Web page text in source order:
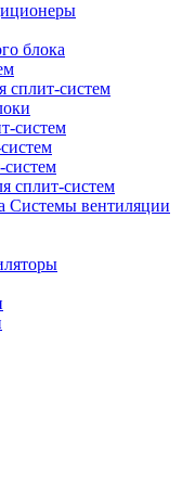
блока
систем
систем
систем
сплит-систем
Системы вентиляции